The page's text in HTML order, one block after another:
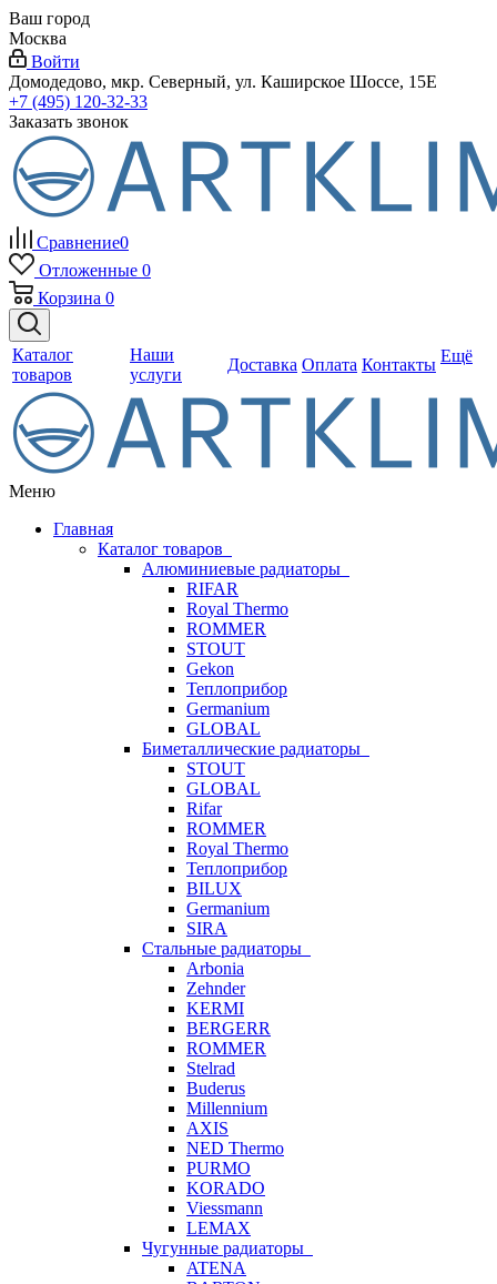
Ваш город
Москва
Войти
Домодедово, мкр. Северный, ул. Каширское Шоссе, 15Е
+7 (495) 120-32-33
Заказать звонок
Сравнение0
Отложенные 0
Корзина 0
Каталог
товаров
Наши
услуги
Доставка Оплата Контакты Ещё
Меню
Главная
Каталог товаров
Алюминиевые радиаторы
RIFAR
Royal Thermo
ROMMER
STOUT
Gekon
Теплоприбор
Germanium
GLOBAL
Биметаллические радиаторы
STOUT
GLOBAL
Rifar
ROMMER
Royal Thermo
Теплоприбор
BILUX
Germanium
SIRA
Стальные радиаторы
Arbonia
Zehnder
KERMI
BERGERR
ROMMER
Stelrad
Buderus
Millennium
AXIS
NED Thermo
PURMO
KORADO
Viessmann
LEMAX
Чугунные радиаторы
ATENA